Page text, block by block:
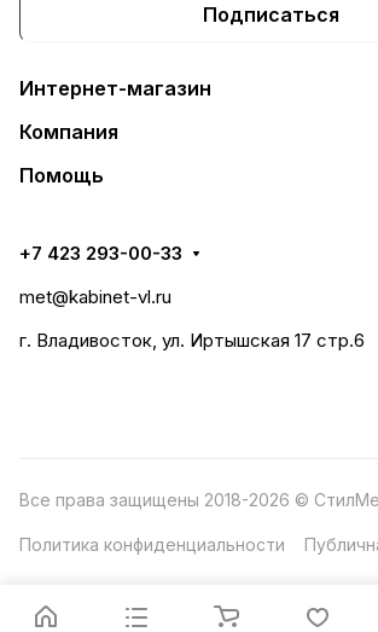
Подписаться
Интернет-магазин
Компания
Помощь
+7 423 293-00-33
met@kabinet-vl.ru
г. Владивосток, ул. Иртышская 17 стр.6
Все права защищены 2018-2026 ©
Политика конфиденциальности